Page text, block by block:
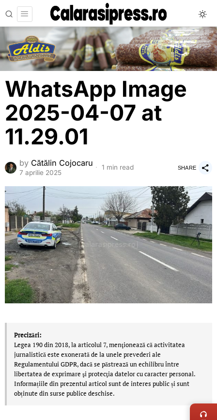
WhatsApp Image
2025-04-07 at
11.29.01
by Cătălin Cojocaru
7 aprilie 2025
1 min read SHARE
Precizări:
Legea 190 din 2018, la articolul 7, menţionează că activitatea
jurnalistică este exonerată de la unele prevederi ale
Regulamentului GDPR, dacă se păstrează un echilibru între
libertatea de exprimare şi protecţia datelor cu caracter personal.
Informațiile din prezentul articol sunt de interes public și sunt
obținute din surse publice deschise.